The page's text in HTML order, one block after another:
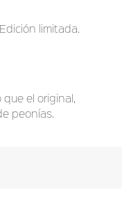
limitada.
el original,
peonías.